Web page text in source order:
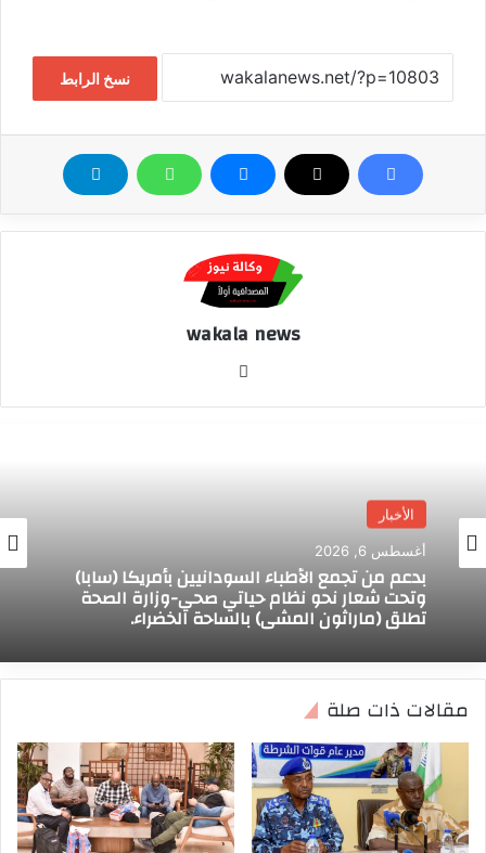
نسخ الرابط
wakala news
الأخبار
أغسطس 6, 2026
بدعم من تجمع الأطباء السودانيين بأمريكا (سابا)
وتحت شعار نحو نظام حياتي صحي-وزارة الصحة
تطلق (ماراثون المشي) بالساحة الخضراء.
مقالات ذات صلة